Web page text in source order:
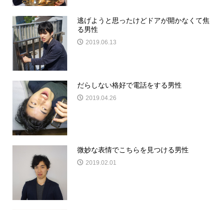
逃げようと思ったけどドアが開かなくて焦
る男性
2019.06.13
だらしない格好で電話をする男性
2019.04.26
微妙な表情でこちらを見つける男性
2019.02.01